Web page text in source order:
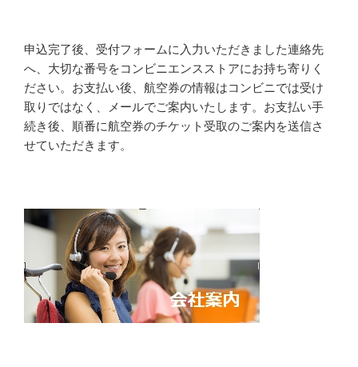
申込完了後、受付フォームに入力いただきました連絡先
へ、大切な番号をコンビニエンスストアにお持ち寄りく
ださい。お支払い後、航空券の情報はコンビニでは受け
取りではなく、メールでご案内いたします。お支払い手
続き後、順番に航空券のチケット受取のご案内を送信さ
せていただきます。